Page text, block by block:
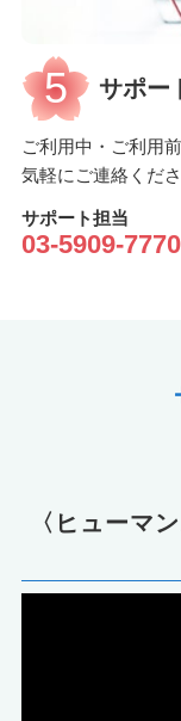
5 サポー
ご利用中・ご利用
気軽にご連絡くださ
サポート担当
03-5909-7770
〈ヒューマ